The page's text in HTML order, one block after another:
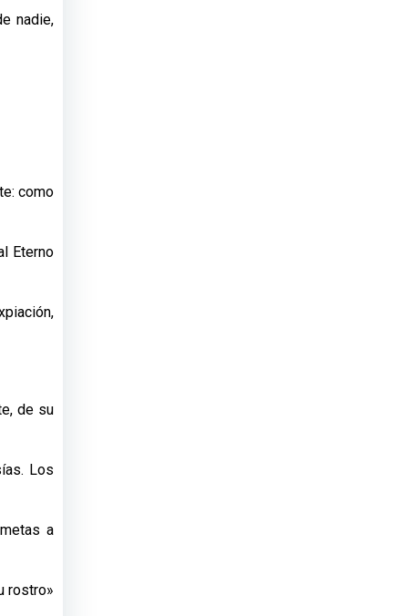
nadie,
como
Eterno
de su
Los
a
rostro»